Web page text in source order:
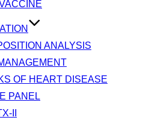
ANALYSIS
OF HEART DISEASE
PANEL
II